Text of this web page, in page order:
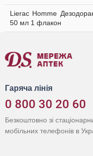
Lierac Homme
50 мл 1 флакон
Гаряча лінія
0 800 30 20 60
Безкоштовно зі
мобільних телефонів в